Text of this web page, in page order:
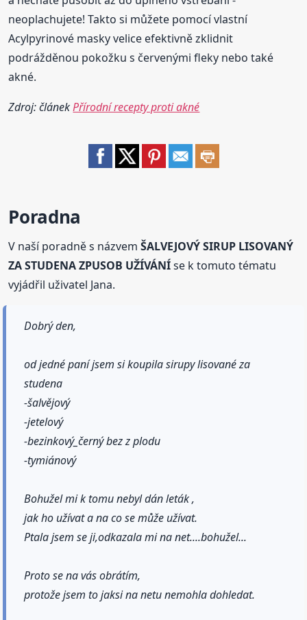
neoplachujete! Takto si můžete pomocí vlastní
Acylpyrinové masky velice efektivně zklidnit
podrážděnou pokožku s červenými fleky nebo také
akné.
Zdroj: článekPřírodní recepty proti akné
Poradna
V naší poradně s názvemŠALVEJOVÝ SIRUP LISOVANÝ
ZA STUDENA ZPUSOB UŽÍVÁNÍse k tomuto tématu
vyjádřil uživatel Jana.
Dobrý den,
od jedné paní jsem si koupila sirupy lisované za
studena
-šalvějový
-jetelový
-bezinkový_černý bez z plodu
-tymiánový
Bohužel mi k tomu nebyl dán leták ,
jak ho užívat a na co se může užívat.
Ptala jsem se ji,odkazala mi na net....bohužel...
Proto se na vás obrátím,
protože jsem to jaksi na netu nemohla dohledat.